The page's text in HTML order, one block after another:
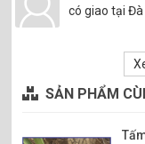
hiệu ứng
Một Số Ứng Dụng
Nâng Cao sự
Tạo hiệu ứng
có giao tại
SẢN PHẨM